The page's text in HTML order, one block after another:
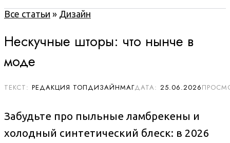
Все статьи » Дизайн
Нескучные шторы: что нынче в
моде
РЕДАКЦИЯ ТОПДИЗАЙНМАГ 25.06.2026
Забудьте про пыльные ламбрекены и
холодный синтетический блеск: в 2026